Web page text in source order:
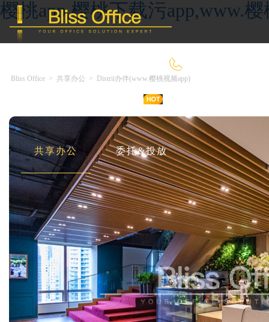
樱桃app,樱桃下载污app,www.
共享办公 委托&投放
Bliss Office > 共享办公 > Distrii办伴(www.樱桃视频app)